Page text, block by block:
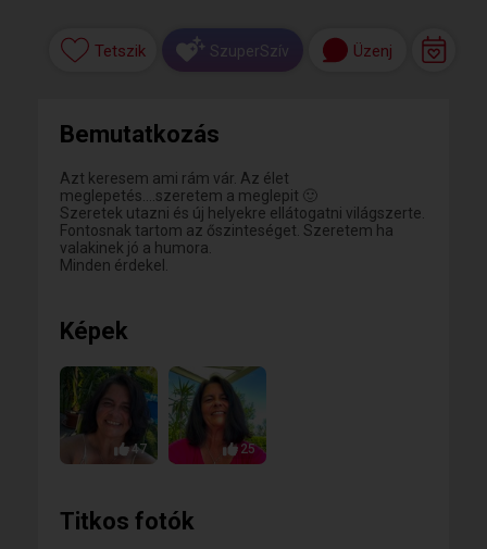
Tetszik SzuperSzív Üzenj
Bemutatkozás
Azt keresem ami rám vár. Az élet
meglepetés....szeretem a meglepit 🙂
Szeretek utazni és új helyekre ellátogatni világszerte.
Fontosnak tartom az őszinteséget. Szeretem ha
valakinek jó a humora.
Minden érdekel.
Képek
47 25
Titkos fotók